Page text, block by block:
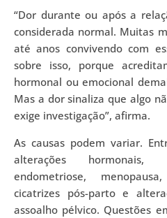
“Dor durante ou após a
considerada normal. Muitas
até anos convivendo com
sobre isso, porque
hormonal ou emocional
Mas a dor sinaliza que algo
exige investigação”, afirma.
As causas podem variar.
alterações hormonais,
endometriose,
cicatrizes pós-parto e
assoalho pélvico. Questões